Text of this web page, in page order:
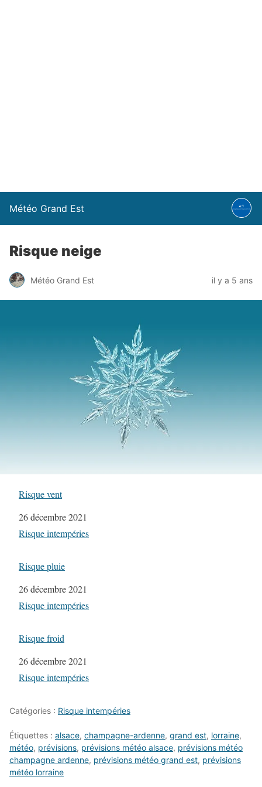
Météo Grand Est
Risque neige
Météo Grand Est il y a 5 ans
Risque vent
Date
26 décembre 2021
Par rapport à
Risque intempéries
Risque pluie
Date
26 décembre 2021
Par rapport à
Risque intempéries
Risque froid
Date
26 décembre 2021
Par rapport à
Risque intempéries
Catégories : Risque intempéries
Étiquettes : alsace, champagne-ardenne, grand est, lorraine,
météo, prévisions, prévisions météo alsace, prévisions météo
champagne ardenne, prévisions météo grand est, prévisions
météo lorraine